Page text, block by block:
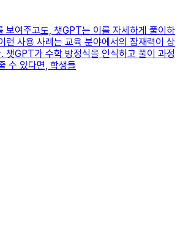
보여주고도, 챗GPT는 이를 자세하게 풀이하
런 사용 사례는 교육 분야에서의 잠재력이 상
챗GPT가 수학 방정식을 인식하고 풀이 과정
수 있다면, 학생들